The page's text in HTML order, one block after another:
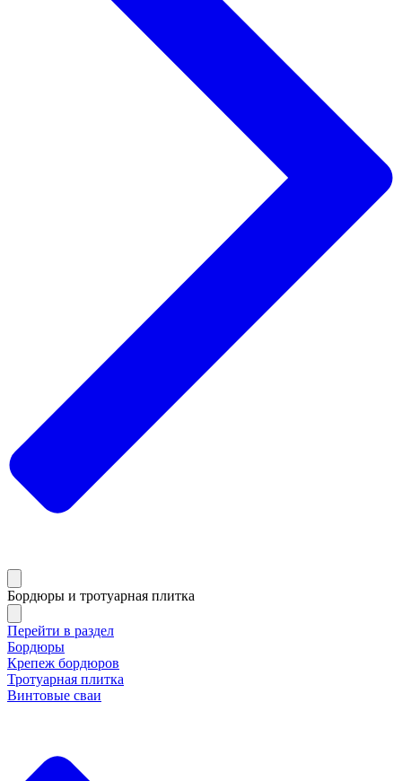
Бордюры и тротуарная плитка
Перейти в раздел
Бордюры
Крепеж бордюров
Тротуарная плитка
Винтовые сваи